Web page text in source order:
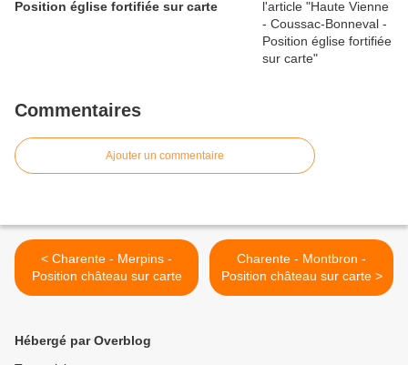
Position église fortifiée sur carte
Commentaires
Ajouter un commentaire
< Charente - Merpins -
Position château sur carte
Charente - Montbron -
Position château sur carte >
Hébergé par Overblog